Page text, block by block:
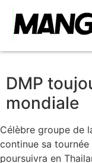
DMP
mondiale
Célèbre groupe de
continue sa
poursuivra en